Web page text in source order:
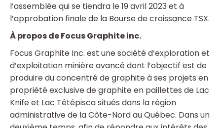
l’assemblée qui se tiendra le 19 avril 2023 et à
l’approbation finale de la Bourse de croissance TSX.
À propos de Focus Graphite inc.
Focus Graphite Inc. est une société d’exploration et
d’exploitation minière avancé dont l’objectif est de
produire du concentré de graphite à ses projets en
propriété exclusive de graphite en paillettes de Lac
Knife et Lac Tétépisca situés dans la région
administrative de la Côte-Nord au Québec. Dans un